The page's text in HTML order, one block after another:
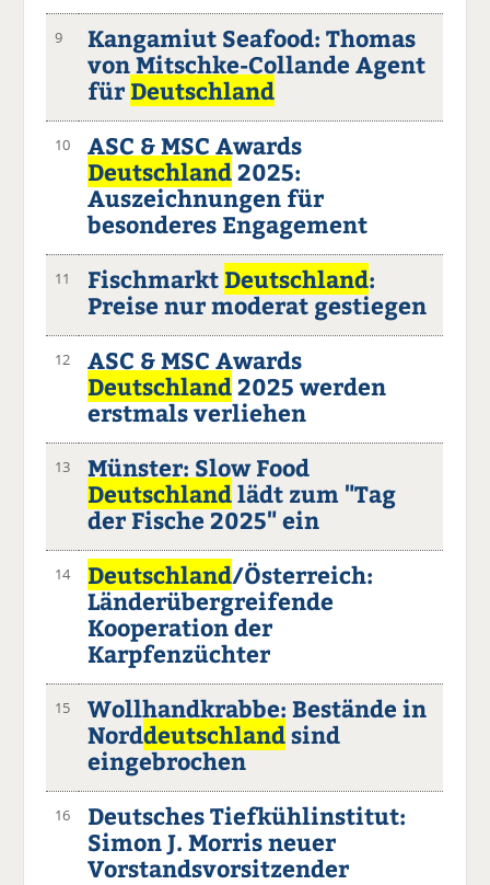
9
Kangamiut Seafood: Thomas
von Mitschke-Collande Agent
für Deutschland
10
ASC & MSC Awards
Deutschland2025:
Auszeichnungen für
besonderes Engagement
11 Fischmarkt Deutschland:
Preise nur moderat gestiegen
12
ASC & MSC Awards
Deutschland2025 werden
erstmals verliehen
13
Münster: Slow Food
Deutschlandlädt zum "Tag
der Fische 2025" ein
14 Deutschland/Österreich:
Länderübergreifende
Kooperation der
Karpfenzüchter
15
Wollhandkrabbe: Bestände in
Norddeutschlandsind
eingebrochen
16
Deutsches Tiefkühlinstitut:
Simon J. Morris neuer
Vorstandsvorsitzender